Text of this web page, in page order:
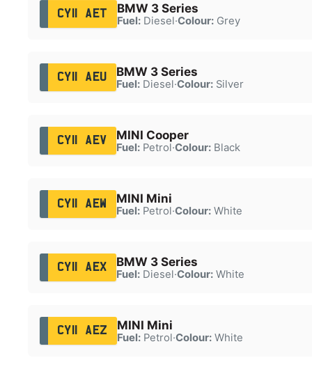
CY11 AET BMW 3 Series
Fuel:Diesel·Colour:Grey
CY11 AEU BMW 3 Series
Fuel:Diesel·Colour:Silver
CY11 AEV MINI Cooper
Fuel:Petrol·Colour:Black
CY11 AEW MINI Mini
Fuel:Petrol·Colour:White
CY11 AEX BMW 3 Series
Fuel:Diesel·Colour:White
CY11 AEZ MINI Mini
Fuel:Petrol·Colour:White